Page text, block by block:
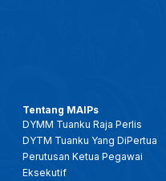
Tentang MAIPs
DYMM Tuanku Raja Perlis
DYTM Tuanku Yang DiPertua
Perutusan Ketua Pegawai
Eksekutif